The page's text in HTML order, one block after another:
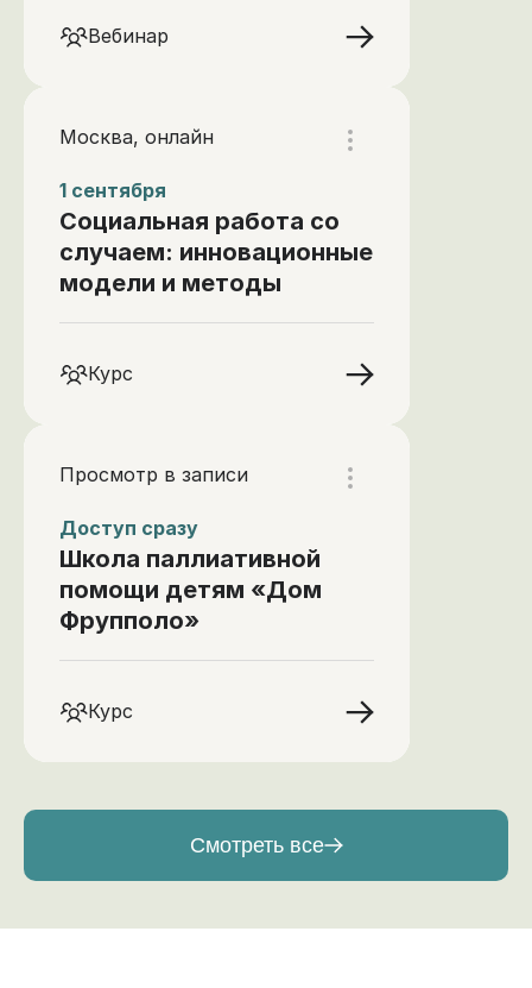
Вебинар
Москва, онлайн
1 сентября
Социальная работа со
случаем: инновационные
модели и методы
Курс
Просмотр в записи
Доступ сразу
Школа паллиативной
помощи детям «Дом
Фрупполо»
Курс
Смотреть все